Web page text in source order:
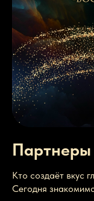
Партнеры
Кто создаёт вкус
Сегодня